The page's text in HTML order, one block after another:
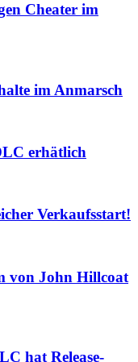
Cheater im
im Anmarsch
erhätlich
Verkaufsstart!
von John Hillcoat
hat Release-